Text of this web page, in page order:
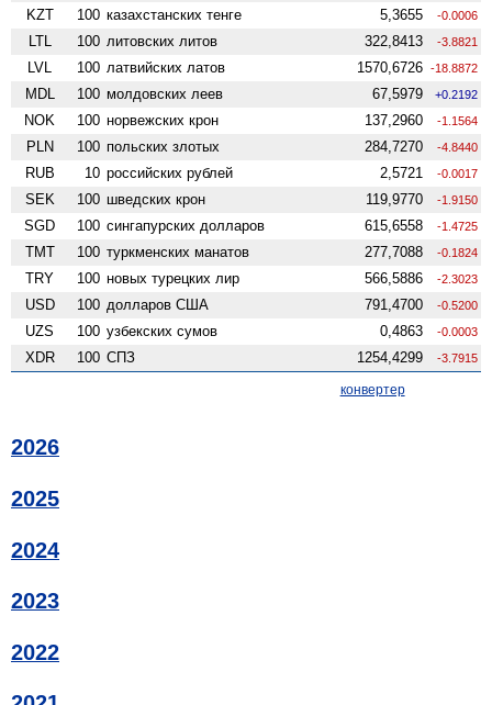
KZT 100 казахстанских тенге 5,3655 -0.0006
LTL 100 литовских литов 322,8413 -3.8821
LVL 100 латвийских латов 1570,6726 -18.8872
MDL 100 молдовских леев 67,5979 +0.2192
NOK 100 норвежских крон 137,2960 -1.1564
PLN 100 польских злотых 284,7270 -4.8440
RUB 10 российских рублей 2,5721 -0.0017
SEK 100 шведских крон 119,9770 -1.9150
SGD 100 сингапурских долларов 615,6558 -1.4725
TMT 100 туркменских манатов 277,7088 -0.1824
TRY 100 новых турецких лир 566,5886 -2.3023
USD 100 долларов США 791,4700 -0.5200
UZS 100 узбекских сумов 0,4863 -0.0003
XDR 100 СПЗ 1254,4299 -3.7915
конвертер
2026
2025
2024
2023
2022